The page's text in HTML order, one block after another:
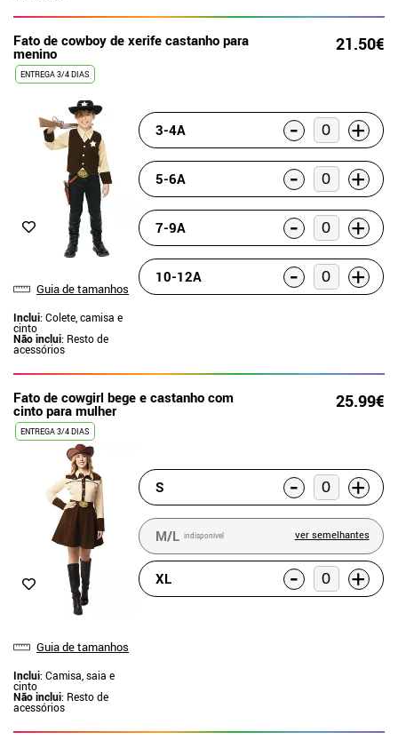
Fato de cowboy de xerife castanho para
menino 21.50€
ENTREGA 3/4 DIAS
Guia de tamanhos
Inclui: Colete, camisa e
cinto
Não inclui: Resto de
acessórios
3-4A - +
5-6A - +
7-9A - +
10-12A - +
Fato de cowgirl bege e castanho com
cinto para mulher 25.99€
ENTREGA 3/4 DIAS
Guia de tamanhos
Inclui: Camisa, saia e
cinto
Não inclui: Resto de
acessórios
S - +
M/L indisponível ver semelhantes
XL - +